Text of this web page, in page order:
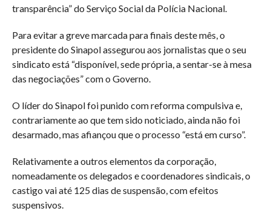
transparência” do Serviço Social da Polícia Nacional.
Para evitar a greve marcada para finais deste mês, o
presidente do Sinapol assegurou aos jornalistas que o seu
sindicato está “disponível, sede própria, a sentar-se à mesa
das negociações” com o Governo.
O líder do Sinapol foi punido com reforma compulsiva e,
contrariamente ao que tem sido noticiado, ainda não foi
desarmado, mas afiançou que o processo “está em curso”.
Relativamente a outros elementos da corporação,
nomeadamente os delegados e coordenadores sindicais, o
castigo vai até 125 dias de suspensão, com efeitos
suspensivos.